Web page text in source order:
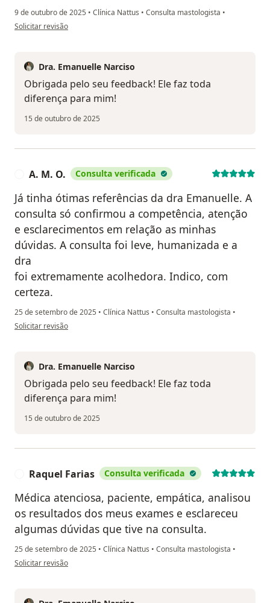
9 de outubro de 2025 • Clínica Nattus • Consulta mastologista •
na opinião do utilizador Taissa Sahado
Solicitar revisão
Dra. Emanuelle Narciso
Obrigada pelo seu feedback! Ele faz toda
diferença para mim!
15 de outubro de 2025
A. M. O. Consulta verificada
Já tinha ótimas referências da dra Emanuelle. A
consulta só confirmou a competência, atenção
e esclarecimentos em relação as minhas
dúvidas. A consulta foi leve, humanizada e a
dra
foi extremamente acolhedora. Indico, com
certeza.
25 de setembro de 2025 • Clínica Nattus • Consulta mastologista •
na opinião do utilizador A. M. O.
Solicitar revisão
Dra. Emanuelle Narciso
Obrigada pelo seu feedback! Ele faz toda
diferença para mim!
15 de outubro de 2025
Raquel Farias Consulta verificada
Médica atenciosa, paciente, empática, analisou
os resultados dos meus exames e esclareceu
algumas dúvidas que tive na consulta.
25 de setembro de 2025 • Clínica Nattus • Consulta mastologista •
na opinião do utilizador Raquel Farias
Solicitar revisão